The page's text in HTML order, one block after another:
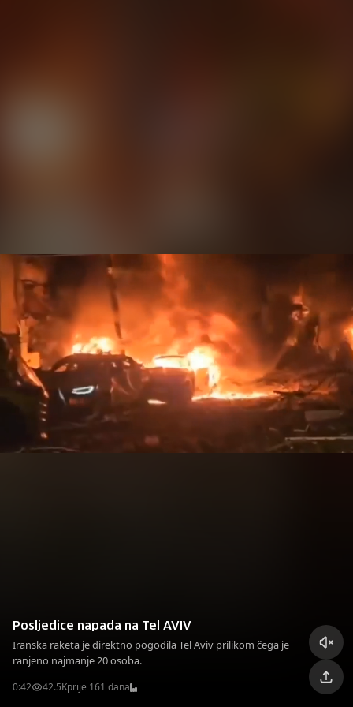
Posljedice napada na Tel AVIV
Iranska raketa je direktno pogodila Tel Aviv prilikom čega je
ranjeno najmanje 20 osoba.
0:42 42.5Kprije 161 dana